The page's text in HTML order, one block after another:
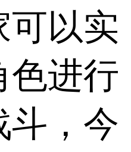
可以实
色进行
斗，今